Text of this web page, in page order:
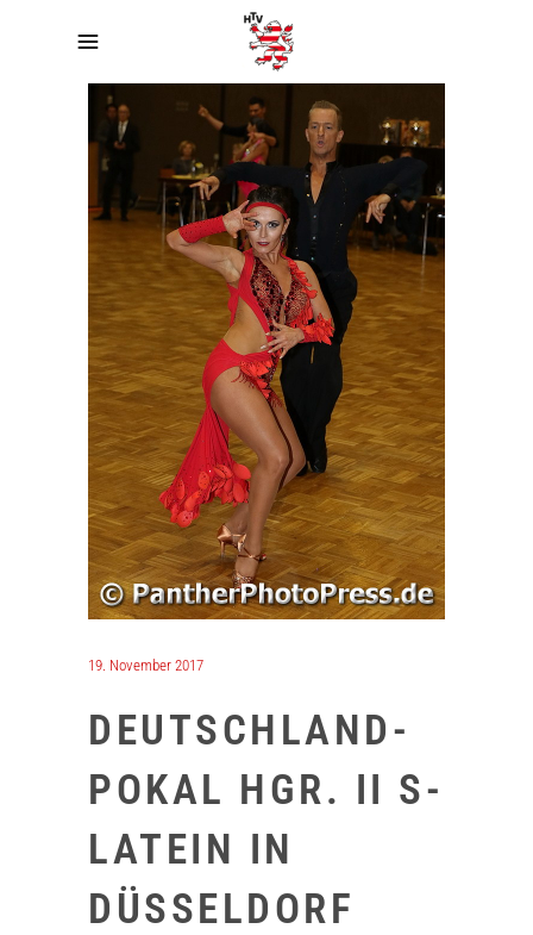
19. November 2017
DEUTSCHLAND-
POKAL HGR. II S-
LATEIN IN
DÜSSELDORF